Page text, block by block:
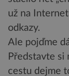
už na
odkazy.
Ale pojďme
Představte si
cestu dejme